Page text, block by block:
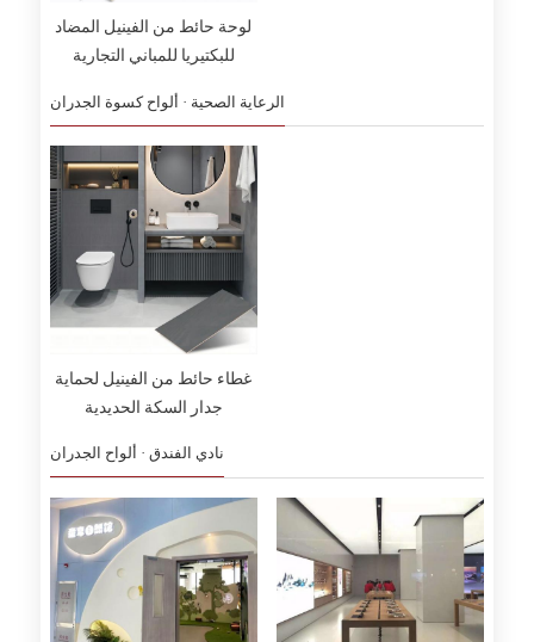
لوحة حائط من الفينيل المضاد
للبكتيريا للمباني التجارية
الرعاية الصحية · ألواح كسوة الجدران
غطاء حائط من الفينيل لحماية
جدار السكة الحديدية
نادي الفندق · ألواح الجدران